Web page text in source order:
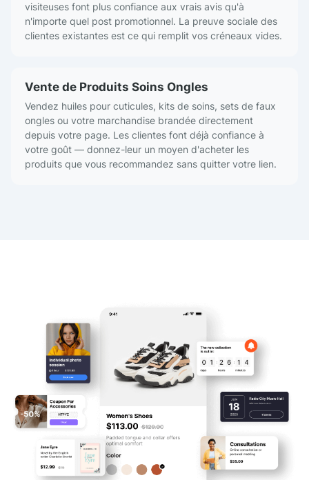
visiteuses font plus confiance aux vrais avis qu'à
n'importe quel post promotionnel. La preuve sociale des
clientes existantes est ce qui remplit vos créneaux vides.
Vente de Produits Soins Ongles
Vendez huiles pour cuticules, kits de soins, sets de faux
ongles ou votre marchandise brandée directement
depuis votre page. Les clientes font déjà confiance à
votre goût — donnez-leur un moyen d'acheter les
produits que vous recommandez sans quitter votre lien.